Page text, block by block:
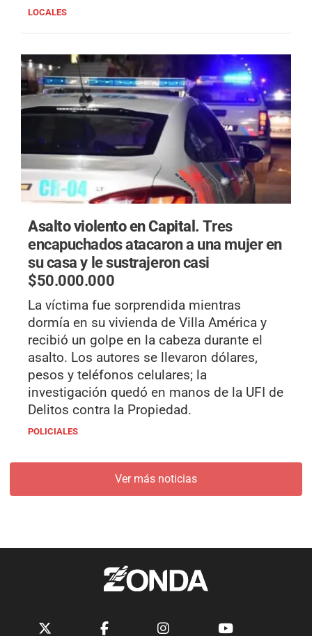
LOCALES
Asalto violento en Capital.Tres
encapuchados atacaron a una mujer en
su casa y le sustrajeron casi
$50.000.000
La víctima fue sorprendida mientras
dormía en su vivienda de Villa América y
recibió un golpe en la cabeza durante el
asalto. Los autores se llevaron dólares,
pesos y teléfonos celulares; la
investigación quedó en manos de la UFI de
Delitos contra la Propiedad.
POLICIALES
Ver más noticias